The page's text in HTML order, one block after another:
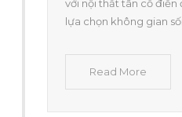
với nội thất tân cổ
lựa chọn không gian
Read More